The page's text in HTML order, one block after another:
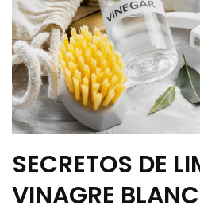
SECRETOS DE
VINAGRE